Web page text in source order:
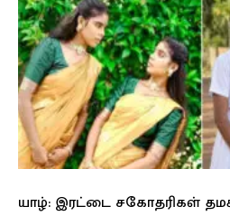
யாழ்: இரட்டை சகோதரிகள்